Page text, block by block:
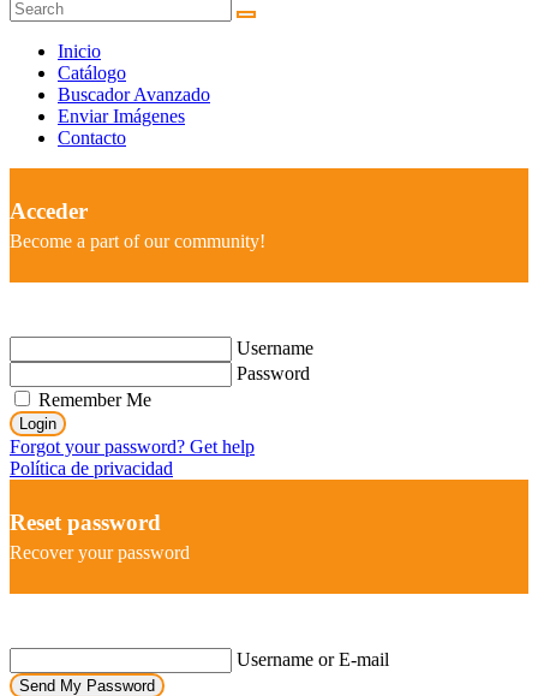
Inicio
Catálogo
Buscador Avanzado
Enviar Imágenes
Contacto
Acceder
Become a part of our community!
Username
Password
Remember Me
Login
Forgot your password? Get help
Política de privacidad
Reset password
Recover your password
Username or E-mail
Send My Password